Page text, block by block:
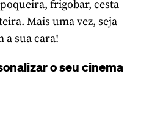
frigobar, cesta
Mais uma vez, seja
a sua cara!
o seu cinema